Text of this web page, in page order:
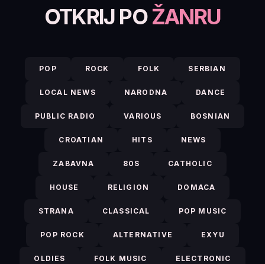
OTKRIJ POŽANRU
POP ROCK FOLK SERBIAN
LOCAL NEWS NARODNA DANCE
PUBLIC RADIO VARIOUS BOSNIAN
CROATIAN HITS NEWS
ZABAVNA 80S CATHOLIC
HOUSE RELIGION DOMACA
STRANA CLASSICAL POP MUSIC
POP ROCK ALTERNATIVE EXYU
OLDIES FOLK MUSIC ELECTRONIC